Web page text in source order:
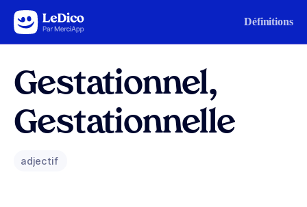
Aller au contenu Définitions
Gestationnel,
Gestationnelle
adjectif